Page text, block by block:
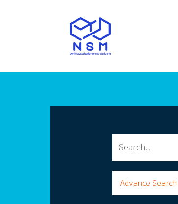
Advance Search